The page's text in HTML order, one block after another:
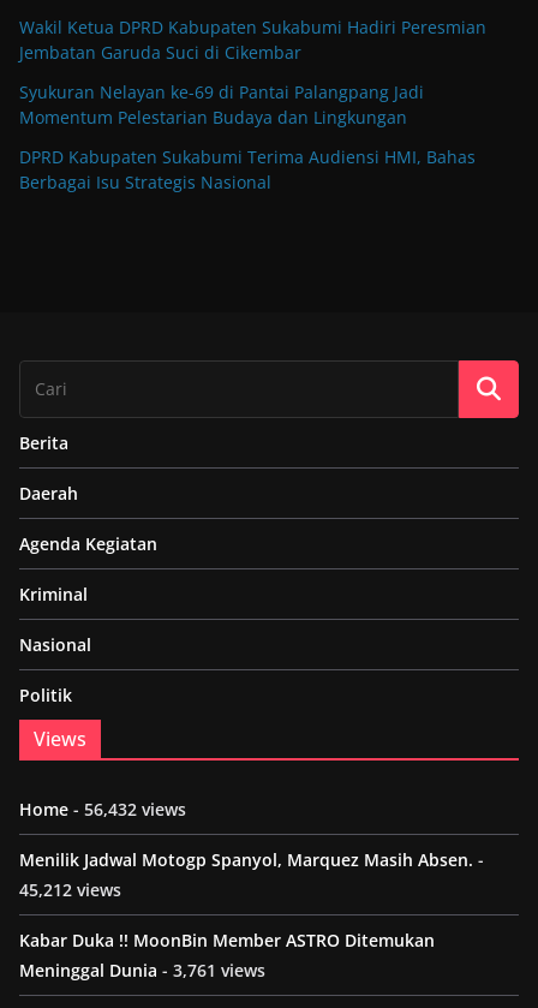
Wakil Ketua DPRD Kabupaten Sukabumi Hadiri Peresmian
Jembatan Garuda Suci di Cikembar
Syukuran Nelayan ke-69 di Pantai Palangpang Jadi
Momentum Pelestarian Budaya dan Lingkungan
DPRD Kabupaten Sukabumi Terima Audiensi HMI, Bahas
Berbagai Isu Strategis Nasional
Berita
Daerah
Agenda Kegiatan
Kriminal
Nasional
Politik
Views
Home - 56,432 views
Menilik Jadwal Motogp Spanyol, Marquez Masih Absen. -
45,212 views
Kabar Duka !! MoonBin Member ASTRO Ditemukan
Meninggal Dunia - 3,761 views